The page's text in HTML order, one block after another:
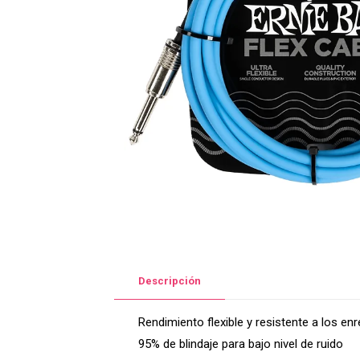
Descripción
Rendimiento flexible y resistente a los
95% de blindaje para bajo nivel de ruido